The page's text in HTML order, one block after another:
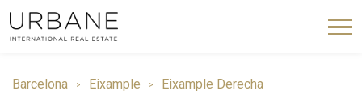
Barcelona Eixample Eixample Derecha